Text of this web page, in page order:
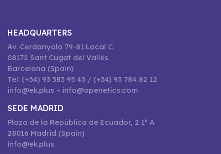
HEADQUARTERS
Av. Cerdanyola 79-81 Local C
08172 Sant Cugat del Vallès
Barcelona (Spain)
Tel: (+34) 93 583 95 43 / (+34) 93 784 82 12
info@ek.plus – info@openetics.com
SEDE MADRID
Plaza de la República de Ecuador, 2 1º A
28016 Madrid (Spain)
info@ek.plus